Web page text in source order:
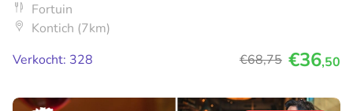
Fortuin
Kontich (7km)
Verkocht: 328
€68,75 €36,50